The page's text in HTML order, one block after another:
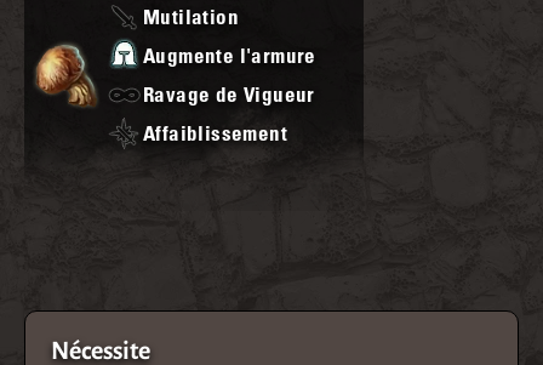
Mutilation
Augmente l'armure
Ravage de Vigueur
Affaiblissement
Nécessite